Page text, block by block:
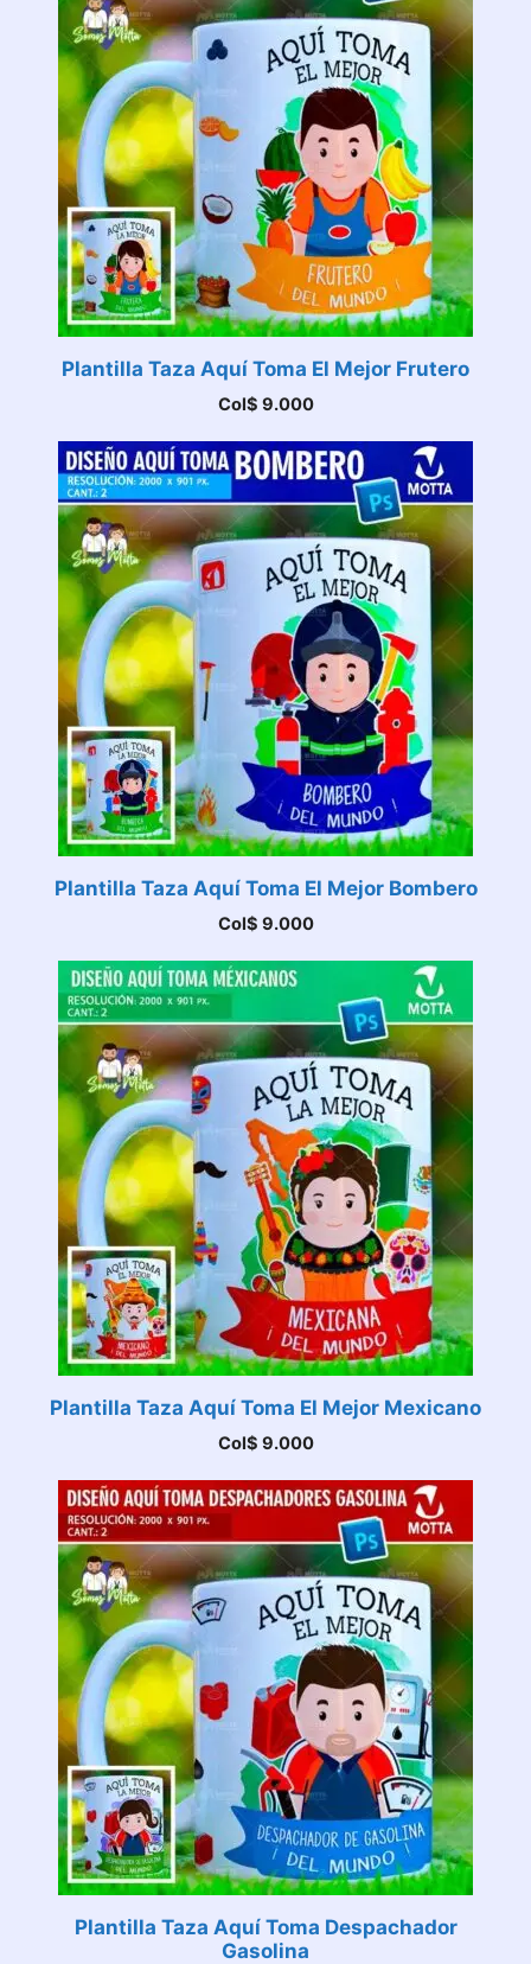
Plantilla Taza Aquí Toma El Mejor Frutero
Col$ 9.000
Plantilla Taza Aquí Toma El Mejor Bombero
Col$ 9.000
Plantilla Taza Aquí Toma El Mejor Mexicano
Col$ 9.000
Plantilla Taza Aquí Toma Despachador
Gasolina